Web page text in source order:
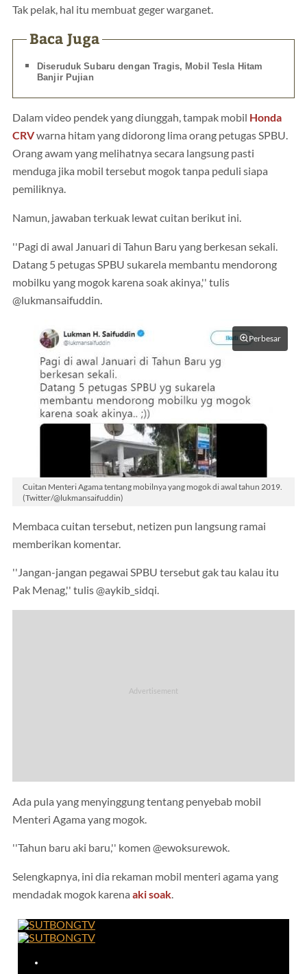
Tak pelak, hal itu membuat geger warganet.
Baca Juga
Diseruduk Subaru dengan Tragis, Mobil Tesla Hitam
Banjir Pujian
Dalam video pendek yang diunggah, tampak mobil Honda
CRVwarna hitam yang didorong lima orang petugas SPBU.
Orang awam yang melihatnya secara langsung pasti
menduga jika mobil tersebut mogok tanpa peduli siapa
pemiliknya.
Namun, jawaban terkuak lewat cuitan berikut ini.
''Pagi di awal Januari di Tahun Baru yang berkesan sekali.
Datang 5 petugas SPBU sukarela membantu mendorong
mobilku yang mogok karena soak akinya,'' tulis
@lukmansaifuddin.
Perbesar
Cuitan Menteri Agama tentang mobilnya yang mogok di awal tahun 2019.
(Twitter/@lukmansaifuddin)
Membaca cuitan tersebut, netizen pun langsung ramai
memberikan komentar.
''Jangan-jangan pegawai SPBU tersebut gak tau kalau itu
Pak Menag,'' tulis @aykib_sidqi.
Ada pula yang menyinggung tentang penyebab mobil
Menteri Agama yang mogok.
''Tahun baru aki baru,'' komen @ewoksurewok.
Selengkapnya, ini dia rekaman mobil menteri agama yang
mendadak mogok karena aki soak.